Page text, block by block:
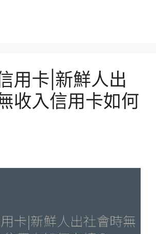
用卡|新鮮人出
收入信用卡如何